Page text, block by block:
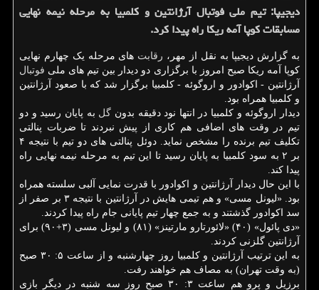
دیجیپا: تیم ملی فوتبال آرژانتین و کلمبیا به مرحله نیمه نهایی
مسابقات کوپا آمه ریکا راه پیدا کرد.
به گزارش دیجیپا به نقل از مهر، رقابت های مرحله یک چهارم نهایی
کوپا آمه ریکا صبح امروز با برگزاری دو دیدار بین تیم های ملی فوتبال
آرژانتین - اکوادور و اروگوئه - کلمبیا برگزار شد که با صعود آرژانتین
و کلمبیا همراه بود.
دیدار اروگوئه و کلمبیا در انتها نود دقیقه بدون گل به پایان رسید و دو
تیم در وقت های اضافی هم کاری از پیش نبردند تا ضربات پنالتی
تکلیف تیم برنده را مشخص نماید. دوئل پنالتی های دو تیم با نتیجه ۴
بر ۲ به سود کلمبیا به پایان رسید تا این تیم به مرحله نیمه نهایی راه
پیدا کند.
با این حال دیدار آرژانتین و اکوادور با قدرت نمایی آلبی سلسته همراه
بود. «لیونل مسی» و هم تیمی هایش در آرژانتین با نتیجه ۳ بر صفر از
سد اکوادور گذشتند و به جمع چهار تیم پایانی جام راه پیدا کردند.
«دی پائول» (۴۰) «لائورتارو مارتینز» (۸۱) و لیونل مسی (۳+۹۰) برای
آرژانتین گلزنی کردند.
به این ترتیب آرژانتین و کلمبیا روز چهارشنبه و از ساعت ۵: ۳۰ صبح
(به وقت تهران) به مصاف هم خواهند رفت.
برزیل و پرو هم ساعت ۳: ۳۰ صبح روز سه شنبه در دیگر بازی